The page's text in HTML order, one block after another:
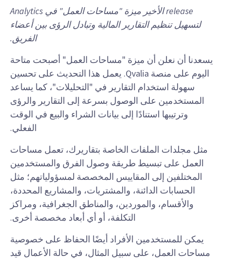
release الأخير ميزة "مساحات العمل" في Analytics
لتسهيل تنظيم التقارير المالية وتبادل الرؤى بين أعضاء
الفريق.
يسعدنا أن نعلن أن ميزة "مساحات العمل" أصبحت متاحة
اليوم على منصة Qvalia. يعمل هذا التحديث على تحسين
سهولة استخدام التقارير في "التحليلات"، كما يساعد
المستخدمين على الوصول بسرعة إلى التقارير والرؤى
وترتيبها استنادًا إلى بيانات الشراء والبيع في الوقت
الفعلي.
مثل مجلدات الملفات الخاصة بتقاريرك، تعمل مساحات
العمل على تبسيط طريقة وصول الفرق والمستخدمين
المختلفين إلى المقاييس المخصصة لمسؤولياتهم؛ مثل
الحسابات الدائنة، والمشتريات، والمشاريع المحددة،
والأقسام، والموردين، والمناطق الجغرافية، ومراكز
التكلفة، أو أي أبعاد مخصصة أخرى.
يمكن للمستخدمين الأفراد أيضًا الحفاظ على خصوصية
مساحات العمل، على سبيل المثال، في حالة الأعمال قيد